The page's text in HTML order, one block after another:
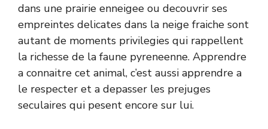
dans une prairie enneigee ou decouvrir ses
empreintes delicates dans la neige fraiche sont
autant de moments privilegies qui rappellent
la richesse de la faune pyreneenne. Apprendre
a connaitre cet animal, c’est aussi apprendre a
le respecter et a depasser les prejuges
seculaires qui pesent encore sur lui.